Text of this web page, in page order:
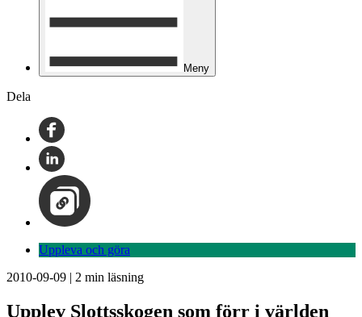
Meny
Dela
Uppleva och göra
2010-09-09 | 2 min läsning
Upplev Slottsskogen som förr i världen